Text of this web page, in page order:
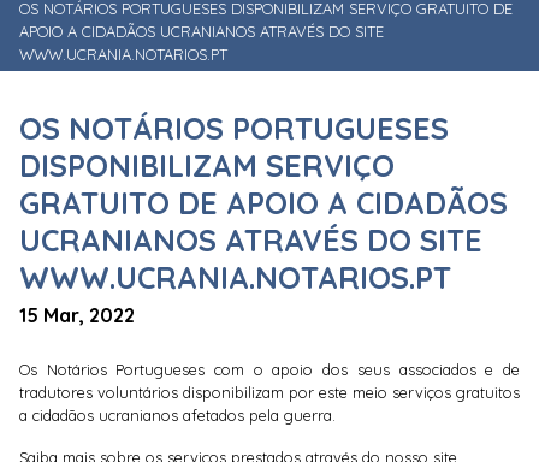
OS NOTÁRIOS PORTUGUESES DISPONIBILIZAM SERVIÇO GRATUITO DE
APOIO A CIDADÃOS UCRANIANOS ATRAVÉS DO SITE
WWW.UCRANIA.NOTARIOS.PT
OS NOTÁRIOS PORTUGUESES
DISPONIBILIZAM SERVIÇO
GRATUITO DE APOIO A CIDADÃOS
UCRANIANOS ATRAVÉS DO SITE
WWW.UCRANIA.NOTARIOS.PT
15 Mar, 2022
Os Notários Portugueses com o apoio dos seus associados e de
tradutores voluntários disponibilizam por este meio serviços gratuitos
a cidadãos ucranianos afetados pela guerra.
Saiba mais sobre os serviços prestados através do nosso site.